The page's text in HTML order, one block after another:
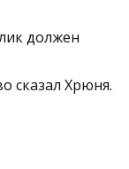
должен
сказал Хрюня.